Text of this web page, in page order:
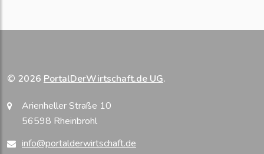
© 2026 PortalDerWirtschaft.de UG.
Arienheller Straße 10
56598 Rheinbrohl
info@portalderwirtschaft.de